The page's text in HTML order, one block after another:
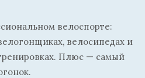
велоспорте:
велосипедах и
Плюс — самый